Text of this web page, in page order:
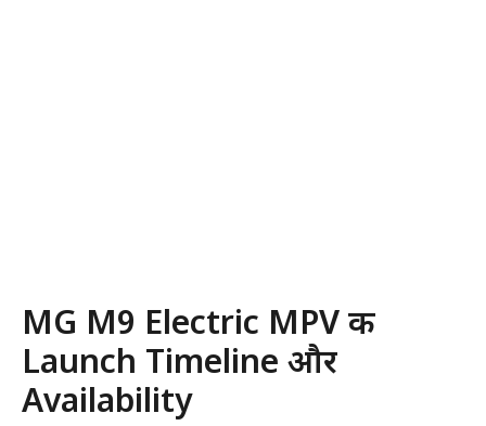
MG M9 Electric MPV की
Launch Timeline और
Availability